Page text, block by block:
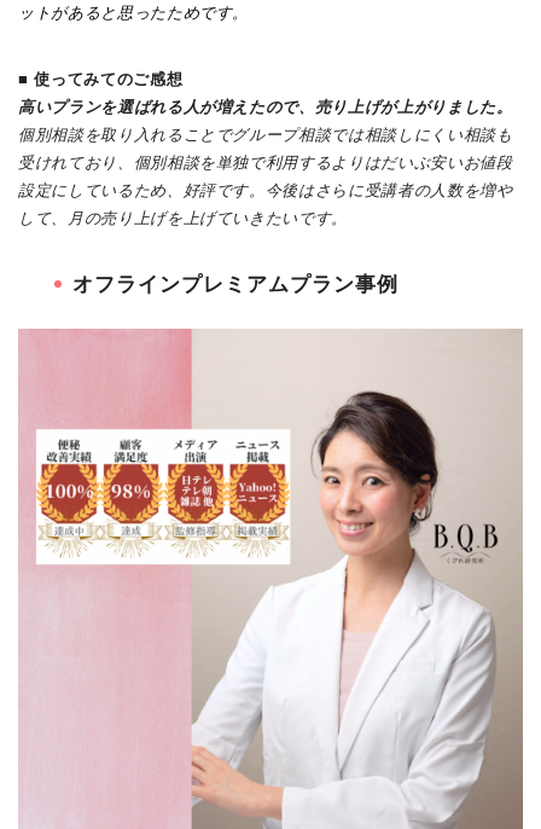
ットがあると思ったためです。
■使ってみてのご感想
高いプランを選ばれる人が増えたので、売り上げが上がりました。
個別相談を取り入れることでグループ相談では相談しにくい相談も
受けれており、個別相談を単独で利用するよりはだいぶ安いお値段
設定にしているため、好評です。今後はさらに受講者の人数を増や
して、月の売り上げを上げていきたいです。
オフラインプレミアムプラン事例